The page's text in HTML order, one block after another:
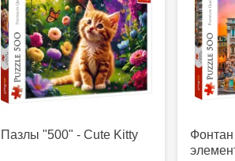
Пазлы "500" - Cute Kitty